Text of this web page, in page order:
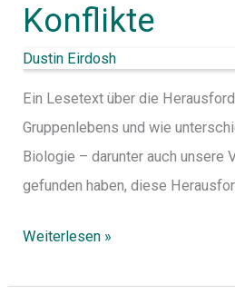
Konflikte
Dustin Eirdosh
Ein Lesetext über die
Gruppenlebens und wie
Biologie – darunter auch unsere
gefunden haben, diese
Weiterlesen »